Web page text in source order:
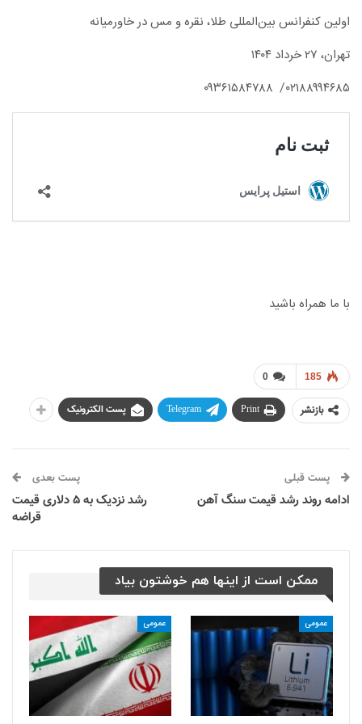
اولین کنفرانس بین‌المللی طلا، نقره و مس در خاورمیانه
تهران، ۲۷ خرداد ۱۴۰۴
۰۲۱۸۸۹۹۴۶۸۵/
۰۹۳۶۱۵۸۴۷۸۸
با ما همراه باشید
0 185
بازنشر Print
Telegram پست الکترونیک
پست قبلی
ادامه روند رشد قیمت سنگ آهن
پست بعدی
رشد نزدیک به ۵ دلاری قیمت
قراضه
ممکن است از اینها هم خوشتون بیاد
عمومی عمومی